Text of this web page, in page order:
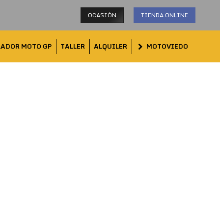
OCASIÓN TIENDA ONLINE
MOTO GP TALLER ALQUILER MOTOVIEDO